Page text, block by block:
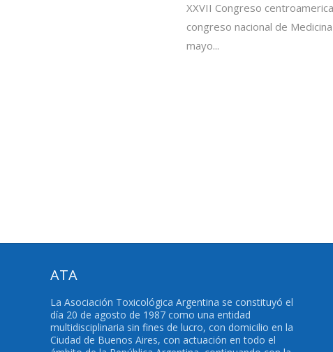
XXVII Congreso
congreso nacional de
mayo...
ATA
La Asociación Toxicológica Argentina se constituyó el
día 20 de agosto de 1987 como una entidad
multidisciplinaria sin fines de lucro, con domicilio en la
Ciudad de Buenos Aires, con actuación en todo el